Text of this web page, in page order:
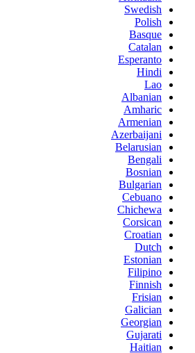
Swedish
Polish
Basque
Catalan
Esperanto
Hindi
Lao
Albanian
Amharic
Armenian
Azerbaijani
Belarusian
Bengali
Bosnian
Bulgarian
Cebuano
Chichewa
Corsican
Croatian
Dutch
Estonian
Filipino
Finnish
Frisian
Galician
Georgian
Gujarati
Haitian